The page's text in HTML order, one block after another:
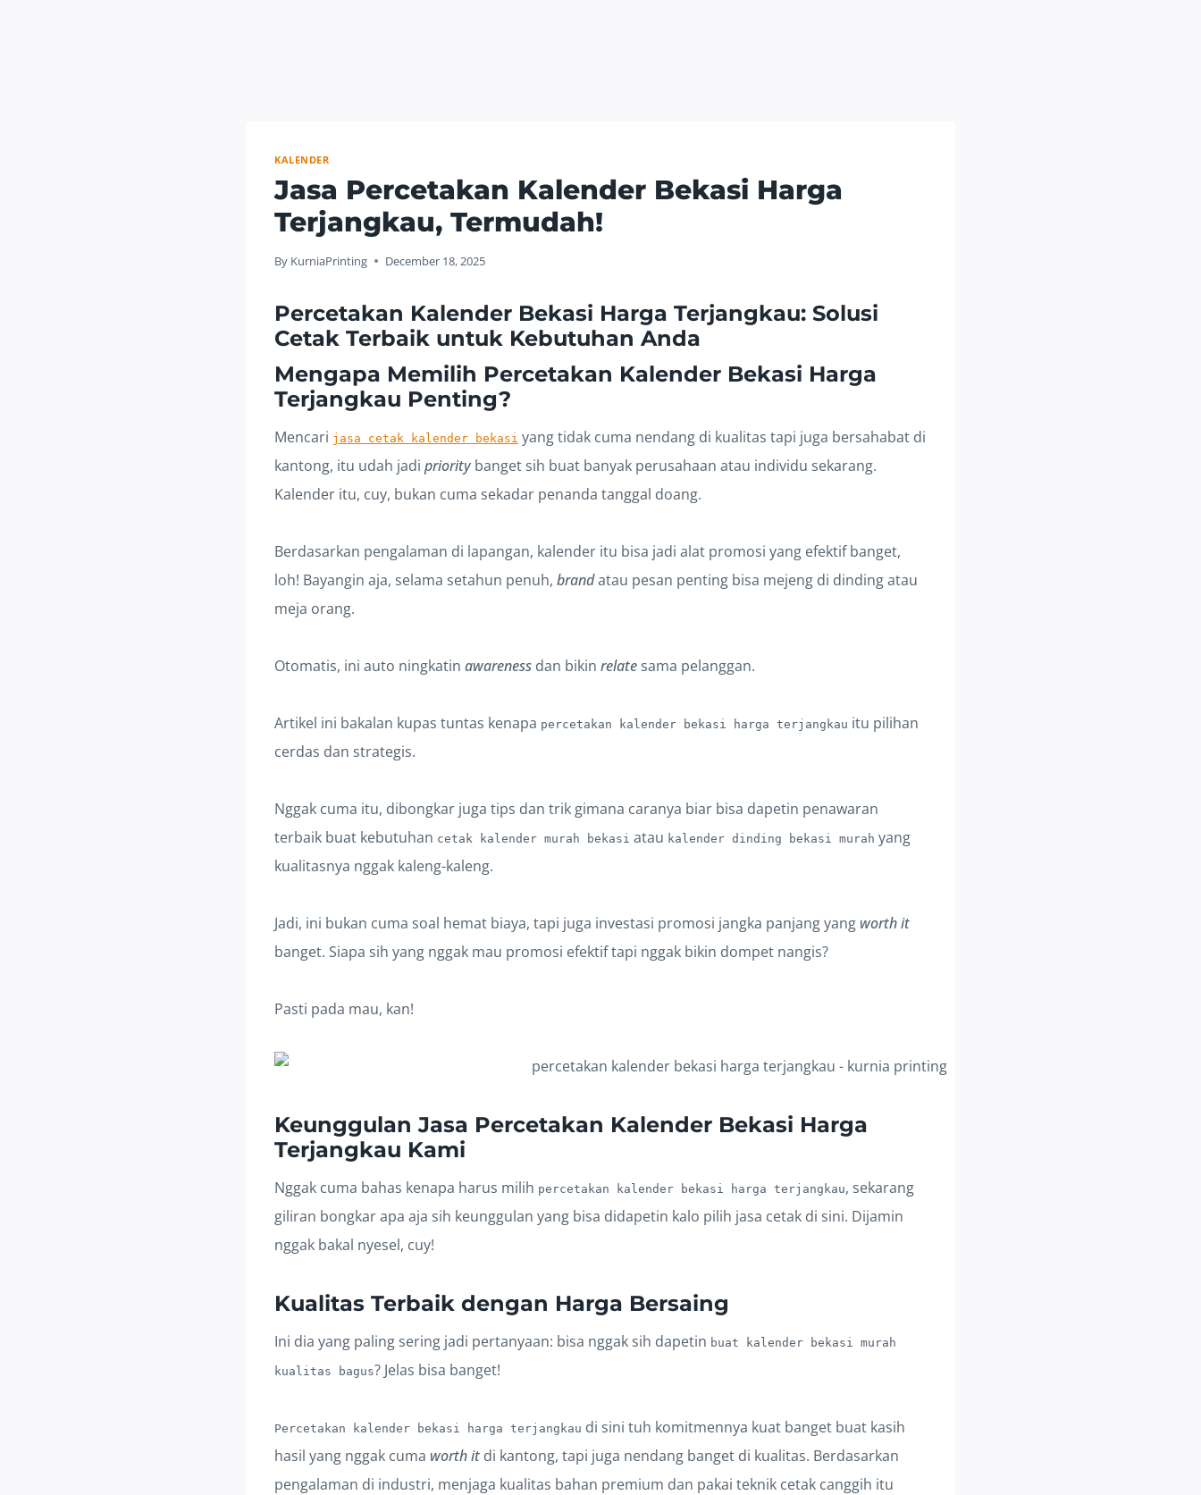
KALENDER
Jasa Percetakan Kalender Bekasi Harga
Terjangkau, Termudah!
By KurniaPrinting December 18, 2025
Percetakan Kalender Bekasi Harga Terjangkau: Solusi
Cetak Terbaik untuk Kebutuhan Anda
Mengapa Memilih Percetakan Kalender Bekasi Harga
Terjangkau Penting?
Mencari jasa cetak kalender bekasi yang tidak cuma nendang di kualitas tapi juga bersahabat di
kantong, itu udah jadi prioritybanget sih buat banyak perusahaan atau individu sekarang.
Kalender itu, cuy, bukan cuma sekadar penanda tanggal doang.
Berdasarkan pengalaman di lapangan, kalender itu bisa jadi alat promosi yang efektif banget,
loh! Bayangin aja, selama setahun penuh, brandatau pesan penting bisa mejeng di dinding atau
meja orang.
Otomatis, ini auto ningkatin awareness dan bikin relate sama pelanggan.
Artikel ini bakalan kupas tuntas kenapa percetakan kalender bekasi harga terjangkau itu pilihan
cerdas dan strategis.
Nggak cuma itu, dibongkar juga tips dan trik gimana caranya biar bisa dapetin penawaran
terbaik buat kebutuhan cetak kalender murah bekasi atau kalender dinding bekasi murah yang
kualitasnya nggak kaleng-kaleng.
Jadi, ini bukan cuma soal hemat biaya, tapi juga investasi promosi jangka panjang yang worth it
banget. Siapa sih yang nggak mau promosi efektif tapi nggak bikin dompet nangis?
Pasti pada mau, kan!
Keunggulan Jasa Percetakan Kalender Bekasi Harga
Terjangkau Kami
Nggak cuma bahas kenapa harus milih percetakan kalender bekasi harga terjangkau, sekarang
giliran bongkar apa aja sih keunggulan yang bisa didapetin kalo pilih jasa cetak di sini. Dijamin
nggak bakal nyesel, cuy!
Kualitas Terbaik dengan Harga Bersaing
Ini dia yang paling sering jadi pertanyaan: bisa nggak sih dapetin buat kalender bekasi murah
kualitas bagus? Jelas bisa banget!
Percetakan kalender bekasi harga terjangkau di sini tuh komitmennya kuat banget buat kasih
hasil yang nggak cuma worth it di kantong, tapi juga nendang banget di kualitas. Berdasarkan
pengalaman di industri, menjaga kualitas bahan premium dan pakai teknik cetak canggih itu